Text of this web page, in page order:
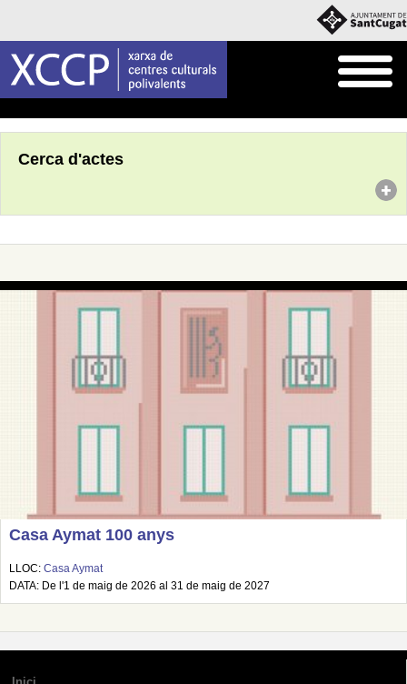
Cerca d'actes
Casa Aymat 100 anys
LLOC: Casa Aymat
DATA: De l'1 de maig de 2026 al 31 de maig de 2027